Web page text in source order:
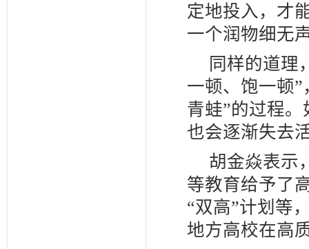
定地投入，才
一个润物细无
同样的道理
一顿、饱一顿
青蛙”的过程
也会逐渐失去
胡金焱表示
等教育给予了
“双高”计划等
地方高校在高